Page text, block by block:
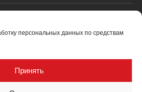
персональных данных по средствам
Принять
данных
(оферта)